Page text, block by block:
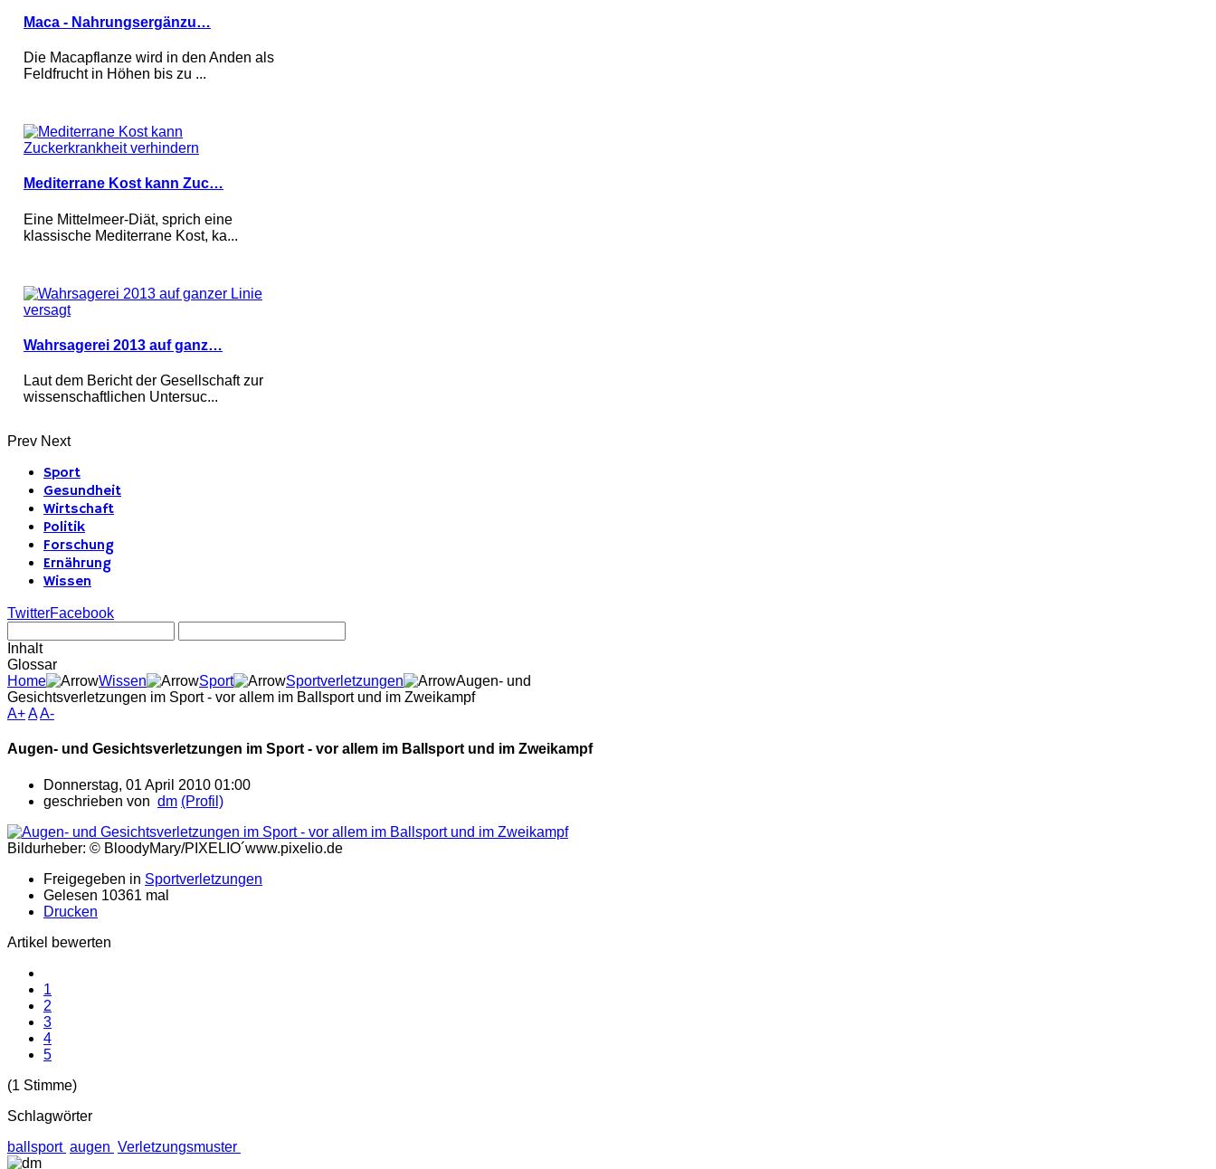
Maca - Nahrungsergänzu…
Die Macapflanze wird in den Anden als
Feldfrucht in Höhen bis zu ...
Mediterrane Kost kann Zuc…
Eine Mittelmeer-Diät, sprich eine
klassische Mediterrane Kost, ka...
Wahrsagerei 2013 auf ganz…
Laut dem Bericht der Gesellschaft zur
wissenschaftlichen Untersuc...
Prev Next
Sport
Gesundheit
Wirtschaft
Politik
Forschung
Ernährung
Wissen
TwitterFacebook
Inhalt
Glossar
Home
Wissen Sport Sportverletzungen
Augen- und
Gesichtsverletzungen im Sport - vor allem im Ballsport und im Zweikampf
A+AA-
Augen- und Gesichtsverletzungen im Sport - vor allem im Ballsport und im Zweikampf
Donnerstag, 01 April 2010 01:00
geschrieben von dm (Profil)
Bildurheber: © BloodyMary/PIXELIO´www.pixelio.de
Freigegeben in Sportverletzungen
Gelesen 10361 mal
Drucken
Artikel bewerten
1
2
3
4
5
(1 Stimme)
Schlagwörter
ballsport augen Verletzungsmuster